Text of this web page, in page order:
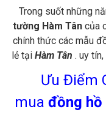
Trong suốt những
tường Hàm Tân của
chính thức các mẫu
lẻ tại Hàm Tân . uy
Ưu Điểm
mua đồng hồ